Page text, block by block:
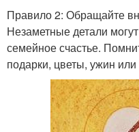
Правило 2: Обращайте
Незаметные детали
семейное счастье.
подарки, цветы, ужин или